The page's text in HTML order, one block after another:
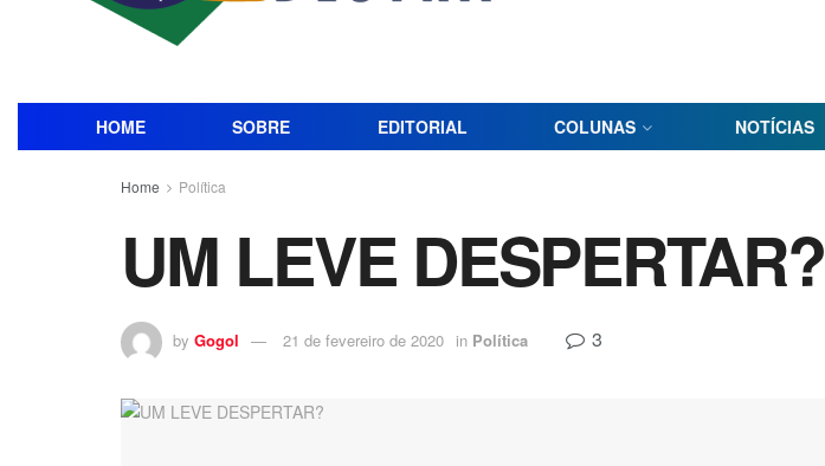
HOME SOBRE EDITORIAL COLUNAS NOTÍCIAS
Home Política
UM LEVE DESPERTAR?
by Gogol 21 de fevereiro de 2020 in Política 3